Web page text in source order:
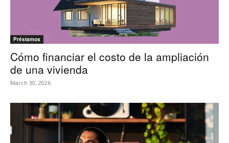
Préstamos
Cómo financiar el costo de la ampliación
de una vivienda
March 30, 2026